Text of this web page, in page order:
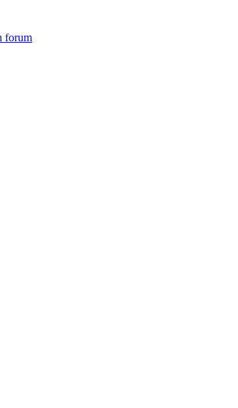
forum